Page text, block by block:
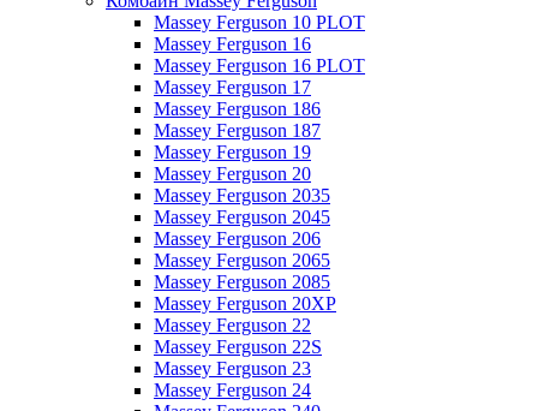
Massey Ferguson 10 PLOT
Massey Ferguson 16
Massey Ferguson 16 PLOT
Massey Ferguson 17
Massey Ferguson 186
Massey Ferguson 187
Massey Ferguson 19
Massey Ferguson 20
Massey Ferguson 2035
Massey Ferguson 2045
Massey Ferguson 206
Massey Ferguson 2065
Massey Ferguson 2085
Massey Ferguson 20XP
Massey Ferguson 22
Massey Ferguson 22S
Massey Ferguson 23
Massey Ferguson 24